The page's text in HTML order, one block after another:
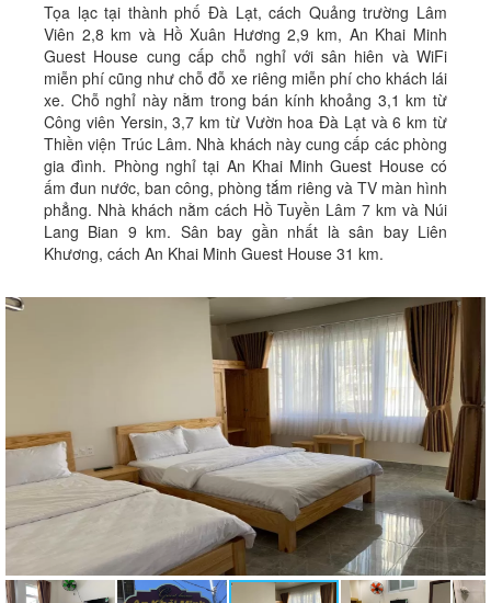
Tọa lạc tại thành phố Đà Lạt, cách Quảng trường Lâm
Viên 2,8 km và Hồ Xuân Hương 2,9 km, An Khai Minh
Guest House cung cấp chỗ nghỉ với sân hiên và WiFi
miễn phí cũng như chỗ đỗ xe riêng miễn phí cho khách lái
xe. Chỗ nghỉ này nằm trong bán kính khoảng 3,1 km từ
Công viên Yersin, 3,7 km từ Vườn hoa Đà Lạt và 6 km từ
Thiền viện Trúc Lâm. Nhà khách này cung cấp các phòng
gia đình. Phòng nghỉ tại An Khai Minh Guest House có
ấm đun nước, ban công, phòng tắm riêng và TV màn hình
phẳng. Nhà khách nằm cách Hồ Tuyền Lâm 7 km và Núi
Lang Bian 9 km. Sân bay gần nhất là sân bay Liên
Khương, cách An Khai Minh Guest House 31 km.